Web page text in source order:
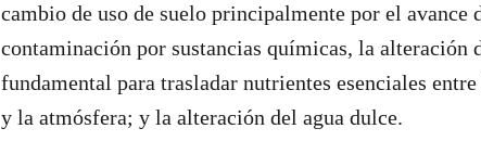
cambio de uso de suelo principalmente por el avance
contaminación por sustancias químicas, la
fundamental para trasladar nutrientes esenciales
y la atmósfera; y la alteración del agua dulce.